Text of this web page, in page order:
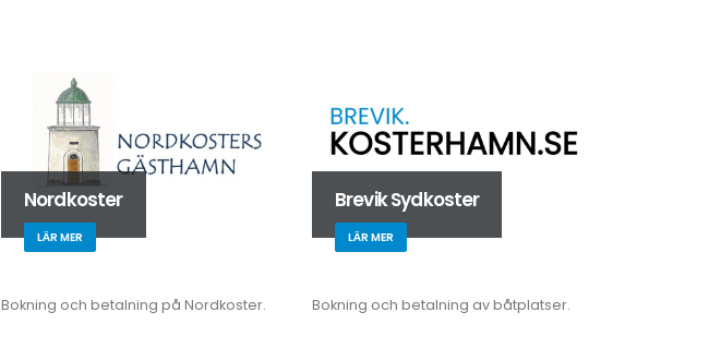
Nordkoster
LÄR MER
Bokning och betalning på Nordkoster.
Brevik Sydkoster
LÄR MER
Bokning och betalning av båtplatser.